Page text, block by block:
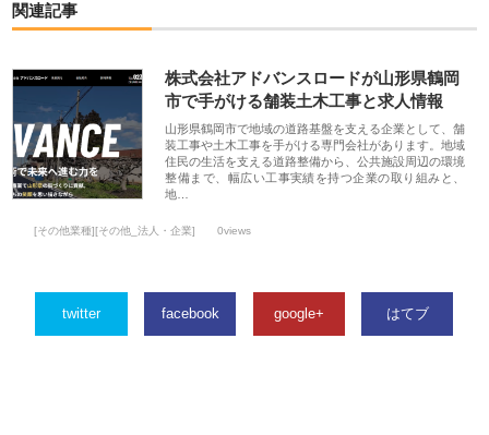
関連記事
株式会社アドバンスロードが山形県鶴岡
市で手がける舗装土木工事と求人情報
山形県鶴岡市で地域の道路基盤を支える企業として、舗
装工事や土木工事を手がける専門会社があります。地域
住民の生活を支える道路整備から、公共施設周辺の環境
整備まで、幅広い工事実績を持つ企業の取り組みと、
地…
[その他業種][その他_法人・企業] 0views
twitter facebook google+ はてブ